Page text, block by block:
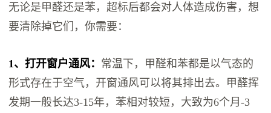
无论是甲醛还是苯，超标后都会对人体造成伤害，想
要清除掉它们，你需要：
1、打开窗户通风： 常温下，甲醛和苯都是以气态的
形式存在于空气，开窗通风可以将其排出去。甲醛挥
发期一般长达3-15年，苯相对较短，大致为6个月-3